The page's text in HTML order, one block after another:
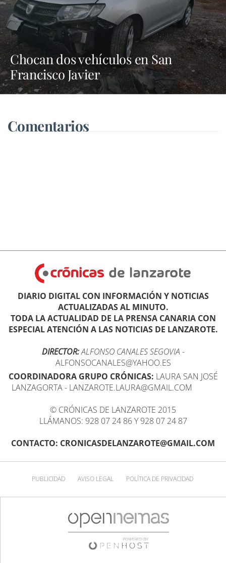
Chocan dos vehículos en San
Francisco Javier
Comentarios
DIARIO DIGITAL CON INFORMACIÓN Y NOTICIAS
ACTUALIZADAS AL MINUTO.
TODA LA ACTUALIDAD DE LA PRENSA CANARIA CON
ESPECIAL ATENCIÓN A LAS NOTICIAS DE LANZAROTE.
DIRECTOR:ALFONSO CANALES SEGOVIA -
ALFONSOCANALES@YAHOO.ES
COORDINADORA GRUPO CRÓNICAS: LAURA SAN JOSÉ
LANZAGORTA - LANZAROTE.LAURA@GMAIL.COM
© CRÓNICAS DE LANZAROTE 2015
LLÁMANOS: 928 07 24 86 Y 928 07 24 87
CONTACTO: CRONICASDELANZAROTE@GMAIL.COM
PUBLICIDAD AVISO LEGAL POLÍTICA DE PRIVACIDAD